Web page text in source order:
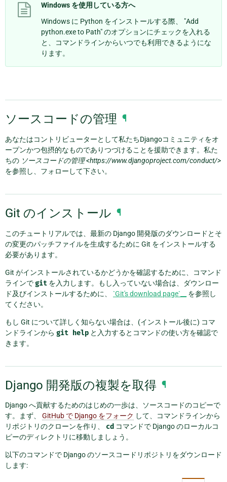
Windows を使用している方へ
Windows に Python をインストールする際、 "Add
python.exe to Path" のオプションにチェックを入れる
と、コマンドラインからいつでも利用できるようにな
ります。
ソースコードの管理 ¶
あなたはコントリビューターとして私たちDjangoコミュニティをオ
ープンかつ包摂的なものでありつづけることを援助できます。私た
ちの ソースコードの管理 <https://www.djangoproject.com/conduct/>
を参照し、フォローして下さい。
Git のインストール ¶
このチュートリアルでは、最新の Django 開発版のダウンロードとそ
の変更のパッチファイルを生成するために Git をインストールする
必要があります。
Git がインストールされているかどうかを確認するために、コマンド
ラインでgit を入力します。もし入っていない場合は、ダウンロー
ド及びインストールするために、 `Git's download page`__
を参照し
てください。
もし Git について詳しく知らない場合は、(インストール後に) コマ
ンドラインから git help と入力するとコマンドの使い方を確認で
きます。
Django 開発版の複製を取得 ¶
Django へ貢献するためのはじめの一歩は、ソースコードのコピーで
す。まず、 GitHub で Django をフォーク して、コマンドラインから
リポジトリのクローンを作り、 cd コマンドで Django のローカルコ
ピーのディレクトリに移動しましょう。
以下のコマンドで Django のソースコードリポジトリをダウンロード
します: